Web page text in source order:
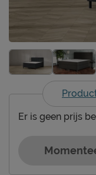
Er is geen prijs